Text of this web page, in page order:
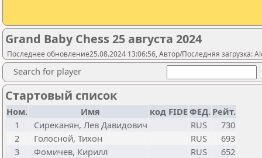
Grand Baby Chess 25 августа 2024
Последнее обновление25.08.2024 13:06:56, Автор/Последняя загрузка:
Search for player
Стартовый список
Ном. Имя код FIDEФЕД. Рейт.
1
Сиреканян, Лев Давидович RUS
730
2
Голосной, Тихон RUS
693
3
Фомичев, Кирилл RUS
652